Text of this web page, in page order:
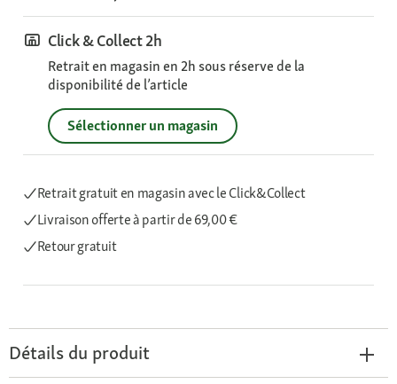
Click & Collect 2h
Retrait en magasin en 2h sous réserve de la
disponibilité de l’article
Sélectionner un magasin
Retrait gratuit en magasin avec le Click&Collect
Livraison offerteà partir de 69,00 €
Retour gratuit
Détails du produit